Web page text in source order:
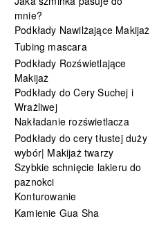
mnie?
Podkłady Nawilżające Makijaż
Tubing mascara
Podkłady Rozświetlające
Makijaż
Podkłady do Cery Suchej i
Wrażliwej
Nakładanie rozświetlacza
Podkłady do cery tłustej duży
wybór| Makijaż twarzy
Szybkie schnięcie lakieru do
paznokci
Konturowanie
Kamienie Gua Sha